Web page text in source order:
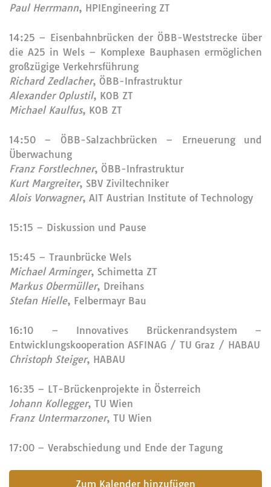
Paul Herrmann, HPIEngineering ZT
14:25 – Eisenbahnbrücken der ÖBB-Weststrecke über
die A25 in Wels – Komplexe Bauphasen ermöglichen
großzügige Verkehrsführung
Richard Zedlacher, ÖBB-Infrastruktur
Alexander Oplustil, KOB ZT
Michael Kaulfus, KOB ZT
14:50 – ÖBB-Salzachbrücken – Erneuerung und
Überwachung
Franz Forstlechner, ÖBB-Infrastruktur
Kurt Margreiter, SBV Ziviltechniker
Alois Vorwagner, AIT Austrian Institute of Technology
15:15 – Diskussion und Pause
15:45 – Traunbrücke Wels
Michael Arminger, Schimetta ZT
Markus Obermüller, Dreihans
Stefan Hielle, Felbermayr Bau
16:10 – Innovatives Brückenrandsystem –
Entwicklungskooperation ASFINAG / TU Graz / HABAU
Christoph Steiger, HABAU
16:35 – LT-Brückenprojekte in Österreich
Johann Kollegger, TU Wien
Franz Untermarzoner, TU Wien
17:00 – Verabschiedung und Ende der Tagung